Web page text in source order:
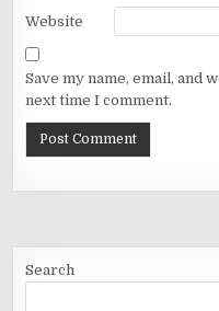
Website
Save my name, email, and
next time I comment.
Search